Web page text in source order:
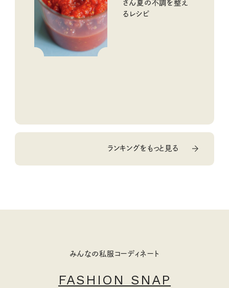
さん夏の不調を整え
るレシピ
ランキングをもっと見る
みんなの私服コーディネート
FASHION SNAP